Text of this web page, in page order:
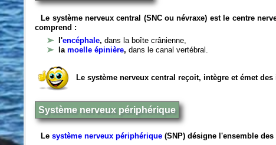
Le système nerveux central (SNC ou névraxe) est le centre
comprend :
l'encéphale,dans la boîte crânienne,
lamoelle épinière,dans le canal vertébral.
Le système nerveux central reçoit, intègre et émet
Système nerveux périphérique
Lesystème nerveux périphérique (SNP) désigne l'ensemble